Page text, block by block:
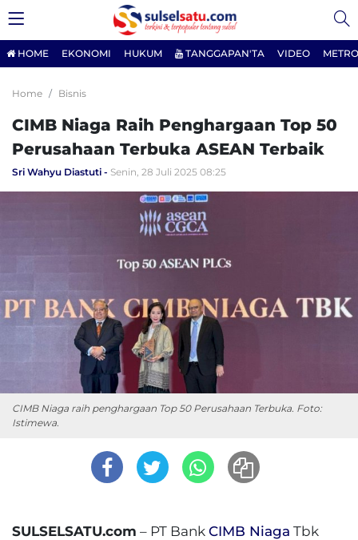
HOME EKONOMI HUKUM TANGGAPAN'TA VIDEO
Home Bisnis
CIMB Niaga Raih Penghargaan Top 50
Perusahaan Terbuka ASEAN Terbaik
Sri Wahyu Diastuti Senin, 28 Juli 2025 08:25
CIMB Niaga raih penghargaan Top 50 Perusahaan Terbuka. Foto:
Istimewa.
SULSELSATU.com – PT Bank CIMB Niaga Tbk